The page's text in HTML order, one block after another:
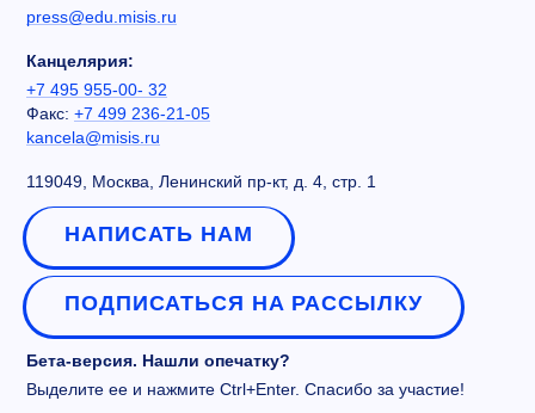
press@edu.misis.ru
Канцелярия:
+7 495 955-00- 32
Факс: +7 499 236-21-05
kancela@misis.ru
119049, Москва, Ленинский пр-кт, д. 4, стр. 1
НАПИСАТЬ НАМ
ПОДПИСАТЬСЯ НА РАССЫЛКУ
Бета-версия. Нашли опечатку?
Выделите ее и нажмите Ctrl+Enter. Спасибо за участие!